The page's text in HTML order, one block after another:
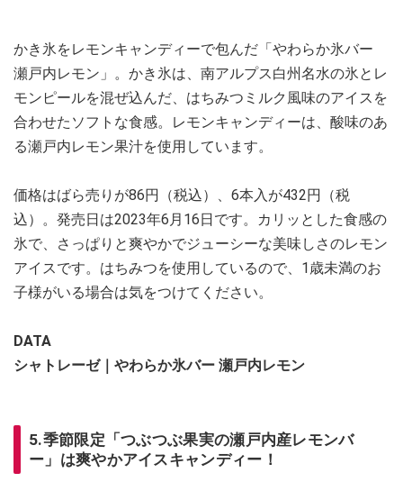
かき氷をレモンキャンディーで包んだ「やわらか氷バー
瀬戸内レモン」。かき氷は、南アルプス白州名水の氷とレ
モンピールを混ぜ込んだ、はちみつミルク風味のアイスを
合わせたソフトな食感。レモンキャンディーは、酸味のあ
る瀬戸内レモン果汁を使用しています。
価格はばら売りが86円（税込）、6本入が432円（税
込）。発売日は2023年6月16日です。カリッとした食感の
氷で、さっぱりと爽やかでジューシーな美味しさのレモン
アイスです。はちみつを使用しているので、1歳未満のお
子様がいる場合は気をつけてください。
DATA
シャトレーゼ｜やわらか氷バー 瀬戸内レモン
5.季節限定「つぶつぶ果実の瀬戸内産レモンバ
ー」は爽やかアイスキャンディー！